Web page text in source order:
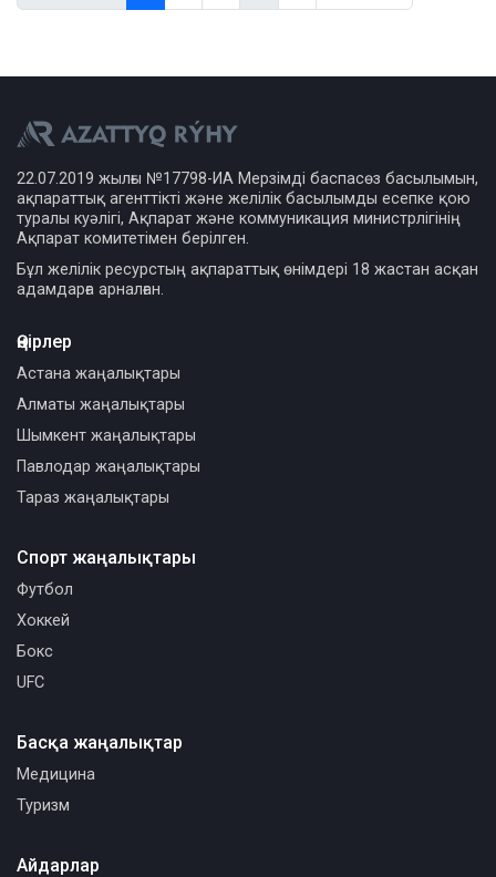
22.07.2019 жылғы №17798-ИА Мерзімді баспасөз басылымын,
ақпараттық агенттікті және желілік басылымды есепке қою
туралы куәлігі, Ақпарат және коммуникация министрлігінің
Ақпарат комитетімен берілген.
Бұл желілік ресурстың ақпараттық өнімдері 18 жастан асқан
адамдарға арналған.
Өңірлер
Астана жаңалықтары
Алматы жаңалықтары
Шымкент жаңалықтары
Павлодар жаңалықтары
Тараз жаңалықтары
Спорт жаңалықтары
Футбол
Хоккей
Бокс
UFC
Басқа жаңалықтар
Медицина
Туризм
Айдарлар